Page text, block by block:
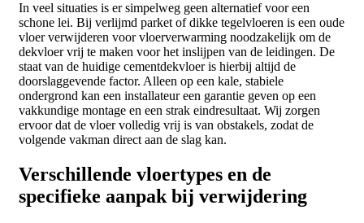
In veel situaties is er simpelweg geen alternatief voor een
schone lei. Bij verlijmd parket of dikke tegelvloeren is een oude
vloer verwijderen voor vloerverwarming noodzakelijk om de
dekvloer vrij te maken voor het inslijpen van de leidingen. De
staat van de huidige cementdekvloer is hierbij altijd de
doorslaggevende factor. Alleen op een kale, stabiele
ondergrond kan een installateur een garantie geven op een
vakkundige montage en een strak eindresultaat. Wij zorgen
ervoor dat de vloer volledig vrij is van obstakels, zodat de
volgende vakman direct aan de slag kan.
Verschillende vloertypes en de
specifieke aanpak bij verwijdering